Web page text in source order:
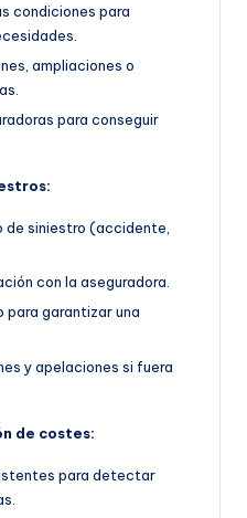
condiciones para
ampliaciones o
para conseguir
de siniestro (accidente,
con la aseguradora.
para garantizar una
y apelaciones si fuera
de costes:
para detectar